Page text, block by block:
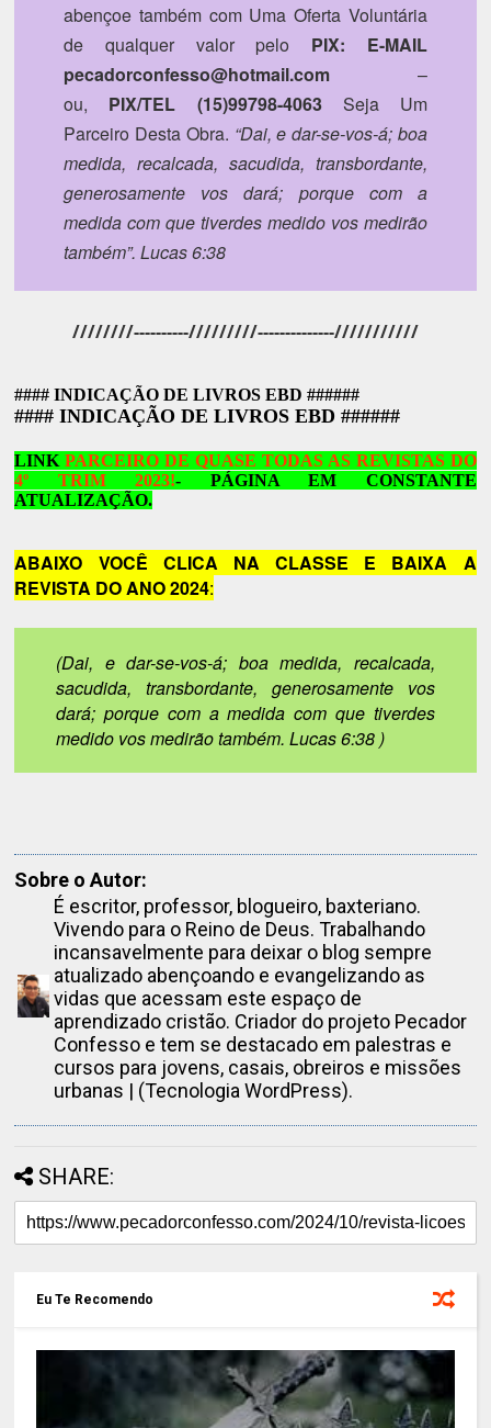
abençoe também com Uma Oferta Voluntária
de qualquer valor pelo
PIX: E-MAIL
pecadorconfesso@hotmail.com–
ou, PIX/TEL (15)99798-4063Seja Um
Parceiro Desta Obra. “Dai, e dar-se-vos-á; boa
medida, recalcada, sacudida, transbordante,
generosamente vos dará; porque com a
medida com que tiverdes medido vos medirão
também”. Lucas 6:38
////////----------/////////--------------///////////
#### INDICAÇÃO DE LIVROS EBD ######
#### INDICAÇÃO DE LIVROS EBD ######
LINKPARCEIRO DE QUASE TODAS AS REVISTAS DO
4º TRIM 2023!- PÁGINA EM CONSTANTE
ATUALIZAÇÃO.
ABAIXO VOCÊ CLICA NA CLASSE E BAIXA A
REVISTA DO ANO 2024:
(Dai, e dar-se-vos-á; boa medida, recalcada,
sacudida, transbordante, generosamente vos
dará; porque com a medida com que tiverdes
medido vos medirão também. Lucas 6:38 )
Sobre o Autor:
É escritor, professor, blogueiro, baxteriano.
Vivendo para o Reino de Deus. Trabalhando
incansavelmente para deixar o blog sempre
atualizado abençoando e evangelizando as
vidas que acessam este espaço de
aprendizado cristão. Criador do projeto Pecador
Confesso e tem se destacado em palestras e
cursos para jovens, casais, obreiros e missões
urbanas | (Tecnologia WordPress).
SHARE:
Eu Te Recomendo